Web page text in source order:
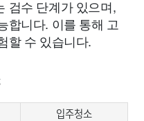
검수 단계가 있으며,
합니다. 이를 통해 고
할 수 있습니다.
입주청소